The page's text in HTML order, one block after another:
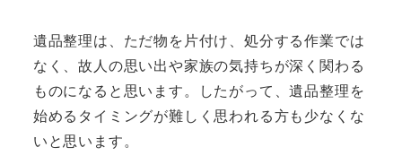
遺品整理は、ただ物を片付け、処分する作業では
なく、故人の思い出や家族の気持ちが深く関わる
ものになると思います。したがって、遺品整理を
始めるタイミングが難しく思われる方も少なくな
いと思います。